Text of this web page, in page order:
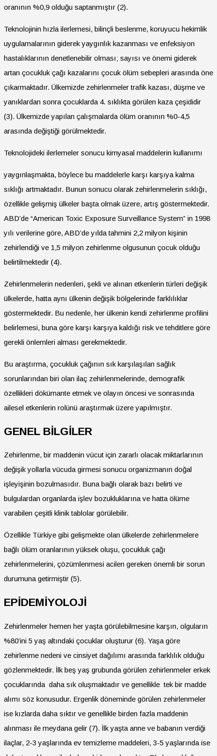
oranının %0,9 olduğu saptanmıştır (2).
Teknolojinin hızla ilerlemesi, bilinçli beslenme, koruyucu hekimlik
uygulamalarının giderek yaygınlık kazanması ve enfeksiyon
hastalıklarının denetlenebilir olması; sayısı ve önemi giderek
artan çocukluk çağı kazalarını çocuk ölüm sebepleri arasında öne
çıkarmaktadır. Ülkemizde zehirlenmeler trafik kazası, düşme ve
yanıklardan sonra çocuklarda 4. sıklıkta görülen kaza çeşididir
(3). Ülkemizde yapılan çalışmalarda ölüm oranının %0-4,5
arasında değiştiği görülmektedir.
Teknolojideki ilerlemeler sonucu kimyasal maddelerin kullanımı
yaygınlaşmakta, böylece bu maddelerle karşı karşıya kalma
sıklığı artmaktadır. Bunun sonucu olarak zehirlenmelerin sıklığı,
özellikle gelişmiş ülkeler başta olmak üzere, artış göstermektedir.
ABD’de “American Toxic Exposure Surveillance System” in 1998
yılı verilerine göre, ABD’de yılda tahmini 2,2 milyon kişinin
zehirlendiği ve 1,5 milyon zehirlenme olgusunun çocuk olduğu
belirtilmektedir (4).
Zehirlenmelerin nedenleri, şekli ve alınan etkenlerin türleri değişik
ülkelerde, hatta aynı ülkenin değişik bölgelerinde farklılıklar
göstermektedir. Bu nedenle, her ülkenin kendi zehirlenme profilini
belirlemesi, buna göre karşı karşıya kaldığı risk ve tehditlere göre
gerekli önlemleri alması gerekmektedir.
Bu araştırma, çocukluk çağının sık karşılaşılan sağlık
sorunlarından biri olan ilaç zehirlenmelerinde, demografik
özellikleri dökümante etmek ve olayın öncesi ve sonrasında
ailesel etkenlerin rolünü araştırmak üzere yapılmıştır.
GENEL BİLGİLER
Zehirlenme, bir maddenin vücut için zararlı olacak miktarlarının
değişik yollarla vücuda girmesi sonucu organizmanın doğal
işleyişinin bozulmasıdır. Buna bağlı olarak bazı belirti ve
bulgulardan organlarda işlev bozukluklarına ve hatta ölüme
varabilen çeşitli klinik tablolar görülebilir.
Özellikle Türkiye gibi gelişmekte olan ülkelerde zehirlenmelere
bağlı ölüm oranlarının yüksek oluşu, çocukluk çağı
zehirlenmelerini, çözümlenmesi acilen gereken önemli bir sorun
durumuna getirmiştir (5).
EPİDEMİYOLOJİ
Zehirlenmeler hemen her yaşta görülebilmesine karşın, olguların
%80’ini 5 yaş altındaki çocuklar oluşturur (6). Yaşa göre
zehirlenme nedeni ve cinsiyet dağılımı arasında farklılık olduğu
gözlenmektedir. İlk beş yaş grubunda görülen zehirlenmeler erkek
çocuklarında daha sık oluşmaktadır ve genellikle tek bir madde
alımı söz konusudur. Ergenlik döneminde görülen zehirlenmeler
ise kızlarda daha sıktır ve genellikle birden fazla maddenin
alınması ile meydana gelir (7). İlk yaşta anne ve babanın verdiği
ilaçlar, 2-3 yaşlarında ev temizleme maddeleri, 3-5 yaşlarında ise